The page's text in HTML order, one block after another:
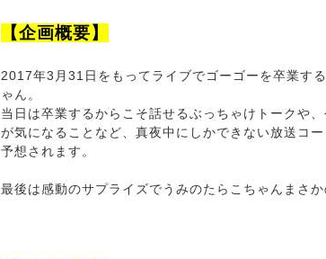
【企画概要】
2017年3月31日をもってライブでゴーゴーを卒業す
ゃん。
当日は卒業するからこそ話せるぶっちゃけトークや
が気になることなど、真夜中にしかできない放送コ
予想されます。
最後は感動のサプライズでうみのたらこちゃんまさ